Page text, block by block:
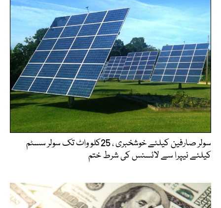
سولر صارفین کیلئے خوشخبری ، 25کلو واٹ تک سولر سسٹم
کیلئے نیپرا سے لائسنس کی شرط ختم